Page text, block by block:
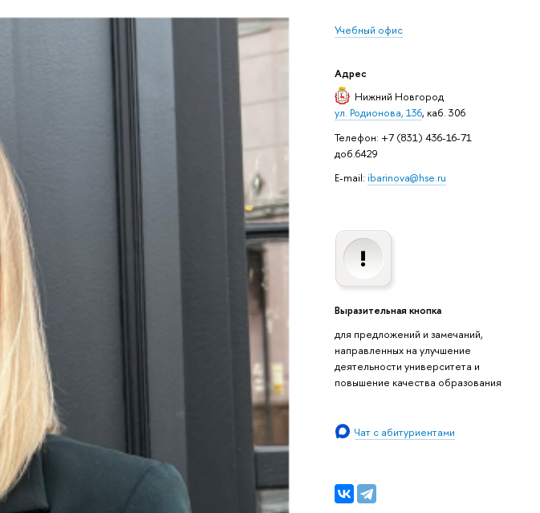
Учебный офис
Адрес
Нижний Новгород
ул. Родионова, 136, каб. 306
Телефон: +7 (831) 436-16-71
доб.6429
E-mail: ibarinova@hse.ru
Выразительная кнопка
для предложений и замечаний,
направленных на улучшение
деятельности университета и
повышение качества образования
Чат с абитуриентами